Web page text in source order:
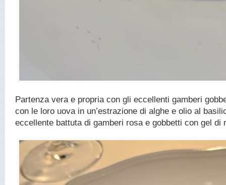
Partenza vera e propria con gli eccellenti gamberi
con le loro uova in un’estrazione di alghe e olio al
eccellente battuta di gamberi rosa e gobbetti con gel di